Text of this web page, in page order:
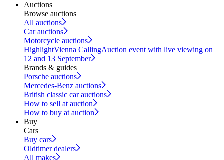
Auctions
Browse auctions
All auctions
Car auctions
Motorcycle auctions
HighlightVienna CallingAuction event with live viewing on
12 and 13 September
Brands & guides
Porsche auctions
Mercedes-Benz auctions
British classic car auctions
How to sell at auction
How to buy at auction
Buy
Cars
Buy cars
Oldtimer dealers
All makes